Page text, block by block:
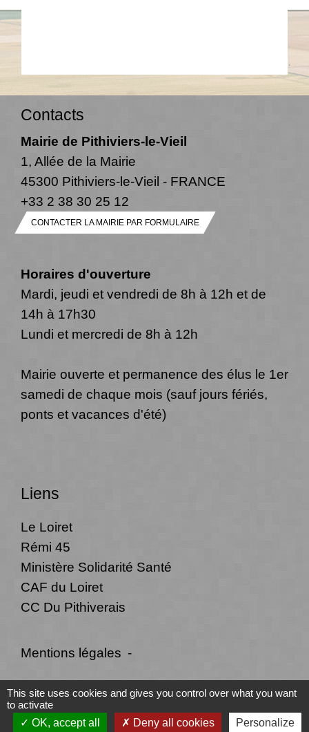
Contacts
Mairie de Pithiviers-le-Vieil
1, Allée de la Mairie
45300 Pithiviers-le-Vieil - FRANCE
+33 2 38 30 25 12
CONTACTER LA MAIRIE PAR FORMULAIRE
Horaires d'ouverture
Mardi, jeudi et vendredi de 8h à 12h et de
14h à 17h30
Lundi et mercredi de 8h à 12h
Mairie ouverte et permanence des élus le 1er
samedi de chaque mois (sauf jours fériés,
ponts et vacances d'été)
Liens
Le Loiret
Rémi 45
Ministère Solidarité Santé
CAF du Loiret
CC Du Pithiverais
Mentions légales -
Politique de confidentialité - Accessibilité -
Plan du site - Gestion des cookies
This site uses cookies and gives you control over what you want
to activate
OK, accept all
Deny all cookies Personalize